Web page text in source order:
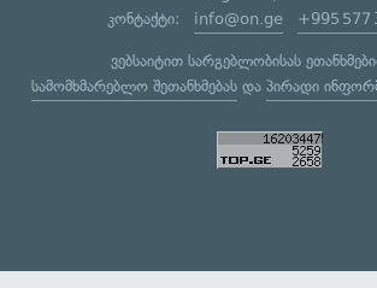
კონტაქტი: info@on.ge +995 577
ვებსაიტით სარგებლობისას
სამომხმარებლო შეთანხმებასდა პირადი